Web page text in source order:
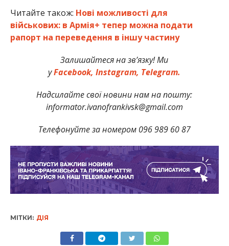
Читайте також: Нові можливості для
військових: в Армія+ тепер можна подати
рапорт на переведення в іншу частину
Залишайтеся на зв’язку! Ми
уFacebook, Instagram, Telegram.
Надсилайте свої новини нам на пошту:
informator.ivanofrankivsk@gmail.com
Телефонуйте за номером 096 989 60 87
МІТКИ: ДІЯ